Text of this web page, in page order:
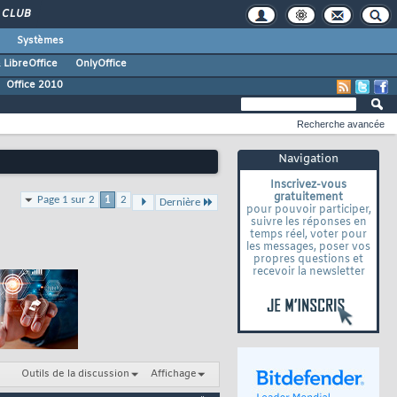
CLUB
Systèmes
LibreOffice
OnlyOffice
Office 2010
Navigation
Inscrivez-vous
gratuitement
pour pouvoir participer,
suivre les réponses en
temps réel, voter pour
les messages, poser vos
propres questions et
recevoir la newsletter
Recherche avancée
Page 1 sur 2 1 2 Dernière
Outils de la discussion Affichage